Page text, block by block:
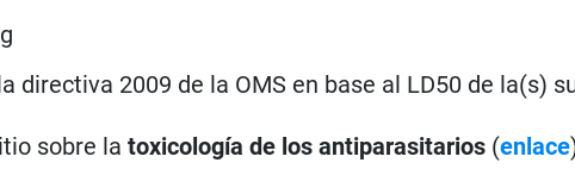
directiva 2009 de la OMS en base al LD50 de la(s)
sobre la toxicología de los antiparasitarios (enlace